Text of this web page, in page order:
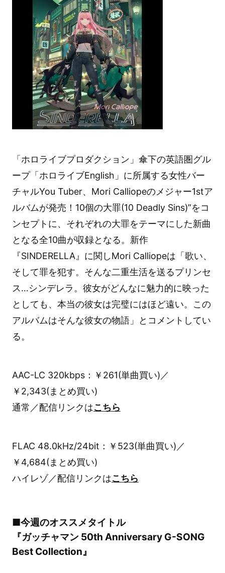
「ホロライブプロダクション」傘下の英語圏グル
ープ「ホロライブEnglish」に所属する女性バー
チャルYou Tuber、Mori Calliopeのメジャー1stア
ルバムが発売！10個の大罪(10 Deadly Sins)”をコ
ンセプトに、それぞれの大罪をテーマにした新曲
となる全10曲が収録となる。新作
『SINDERELLA』に関しMori Calliopeは「歌い、
そして罪を犯す。そんな二重生活を送るプリンセ
ス…シンデレラ。彼女がどんなに魅力的に映った
としても、本当の彼女は完璧にはほど遠い。この
アルバムはそんな彼女の物語」とコメントしてい
る。
AAC-LC 320kbps：￥261(単曲買い)／
￥2,343(まとめ買い)
通常／配信リンクはこちら
FLAC 48.0kHz/24bit：￥523(単曲買い)／
￥4,684(まとめ買い)
ハイレゾ／配信リンクはこちら
■今週のオススメタイトル
『ガッチャマン 50th Anniversary G-SONG
Best Collection』